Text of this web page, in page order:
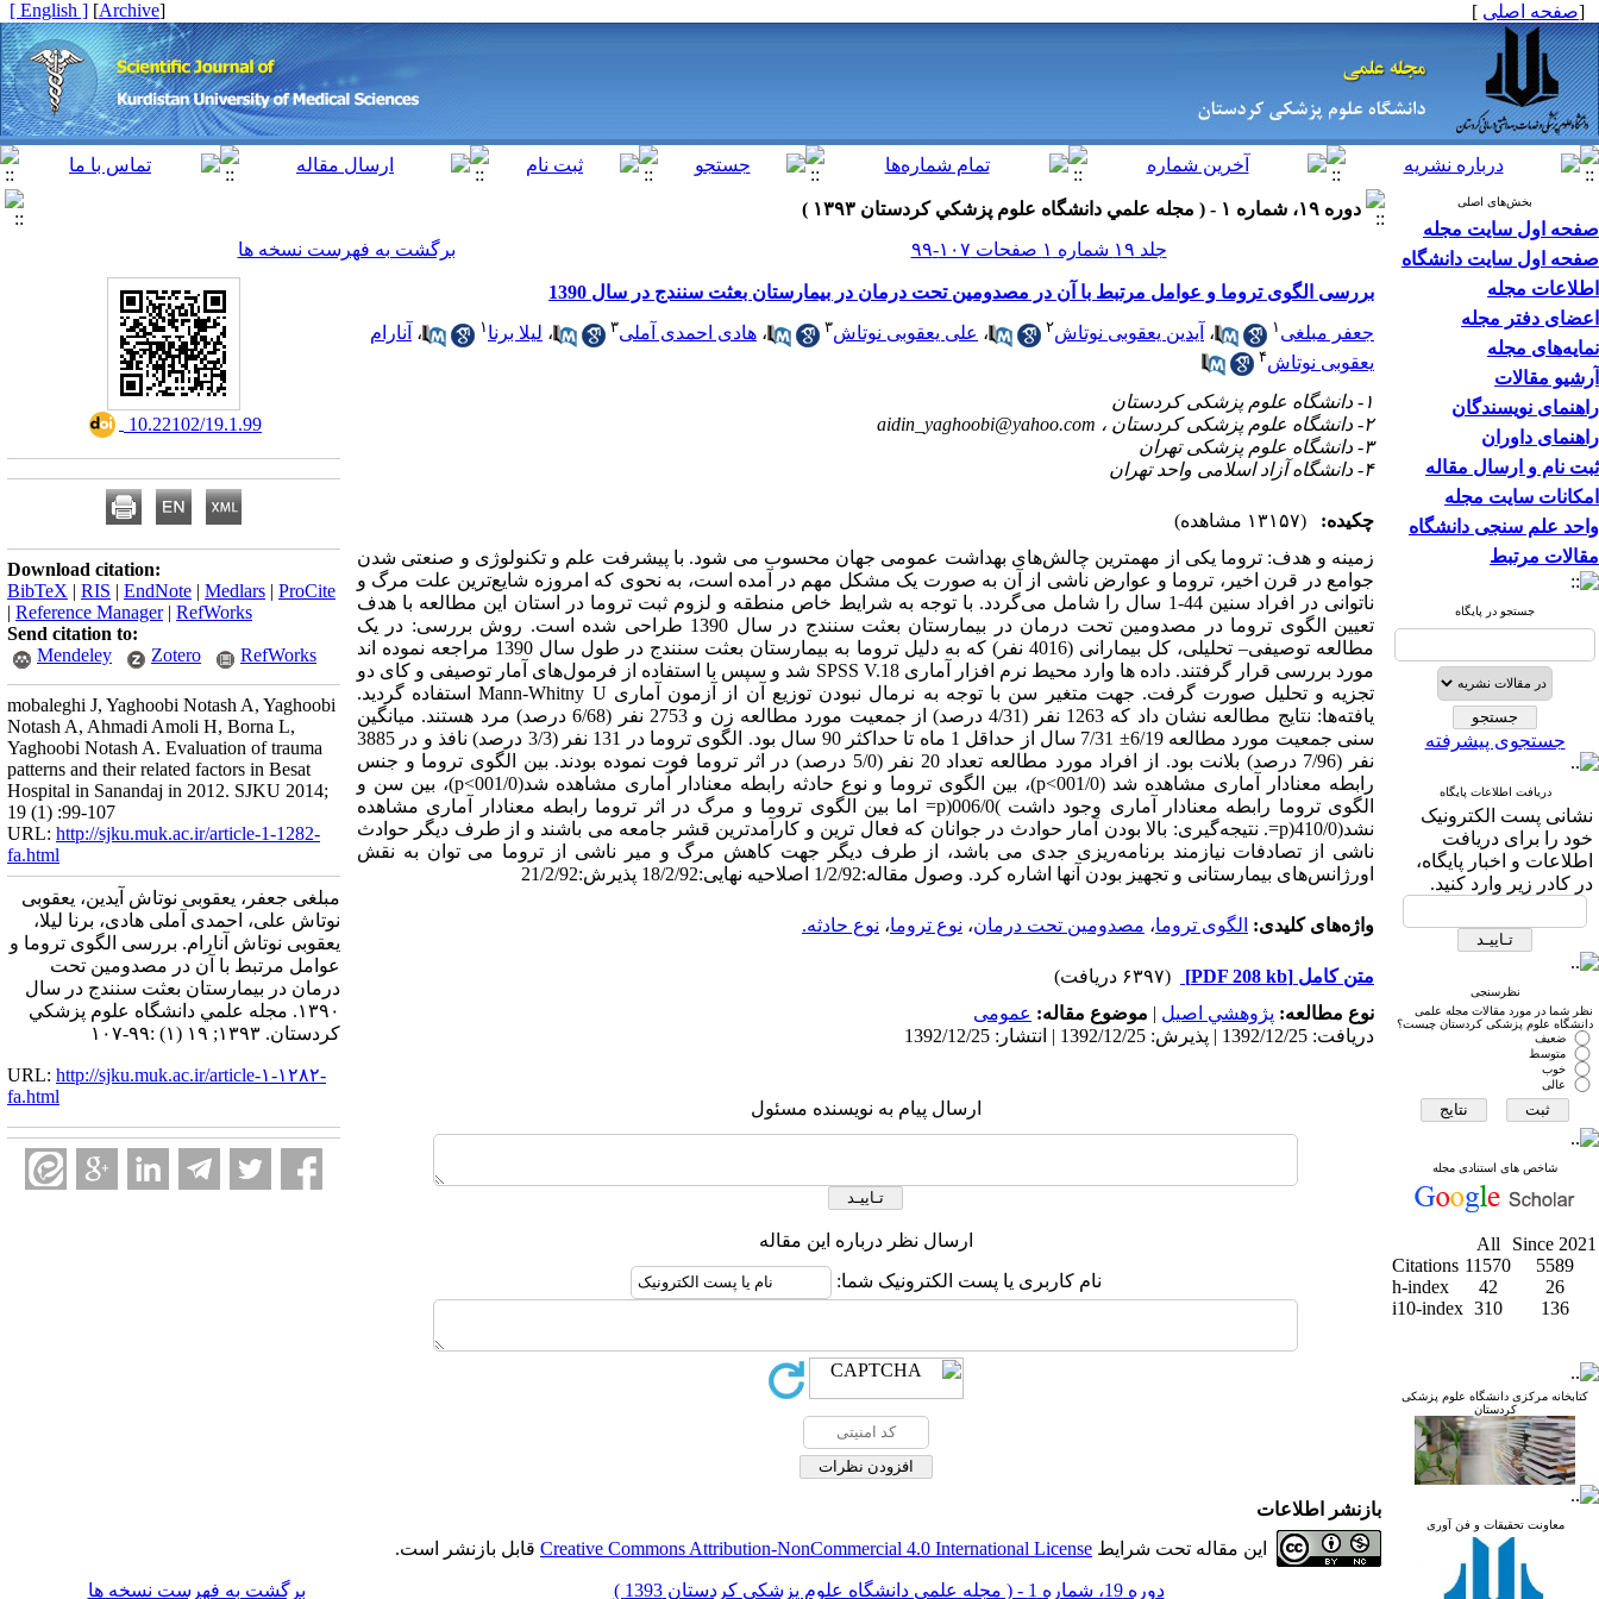
[صفحه اصلی ]
[
Archive
]
[ English ]
بخش‌های اصلی
صفحه اول سایت مجله
صفحه اول سایت دانشگاه
اطلاعات مجله
اعضای دفتر مجله
نمایه‌های مجله
آرشیو مقالات
راهنمای نویسندگان
راهنمای داوران
ثبت نام و ارسال مقاله
امکانات سایت مجله
واحد علم سنجی دانشگاه
مقالات مرتبط
جستجو در پایگاه
جستجوی پیشرفته
دریافت اطلاعات پایگاه
نشانی پست الکترونیک
خود را برای دریافت
اطلاعات و اخبار پایگاه،
در کادر زیر وارد کنید.
نظرسنجی
نظر شما در مورد مقالات مجله علمی
دانشگاه علوم پزشکی کردستان چیست؟
ضعیف
متوسط
خوب
عالی
شاخص های استنادی مجله
All
Since 2021
Citations 11570
5589
h-index
42
26
i10-index 310 136
کتابخانه مرکزی دانشگاه علوم پزشکی
کردستان
معاونت تحقیقات و فن آوری
دوره ۱۹، شماره ۱ - ( مجله علمي دانشگاه علوم پزشكي كردستان ۱۳۹۳ )
جلد ۱۹ شماره ۱ صفحات ۱۰۷-۹۹
برگشت به فهرست نسخه ها
بررسی الگوی تروما و عوامل مرتبط با آن در مصدومین تحت درمان در بیمارستان بعثت سنندج در سال 1390
جعفر مبلغی ۱ ، آیدین یعقوبی نوتاش۲ ، علی یعقوبی نوتاش۳ ، هادی احمدی آملی۳ ، لیلا برنا ۱ ، آنارام
یعقوبی نوتاش۴
۱- دانشگاه علوم پزشکی کردستان
۲- دانشگاه علوم پزشکی کردستان ،
aidin_yaghoobi@yahoo.com
۳- دانشگاه علوم پزشکی تهران
۴- دانشگاه آزاد اسلامی واحد تهران
چکیده:
(۱۳۱۵۷ مشاهده)
زمینه و هدف: تروما یکی از مهمترین چالش‌های بهداشت عمومی جهان محسوب می شود. با پیشرفت علم و تکنولوژی و صنعتی شدن
جوامع در قرن اخیر، تروما و عوارض ناشی از آن به صورت یک مشکل مهم در آمده است، به نحوی که امروزه شایع‌ترین علت مرگ و
ناتوانی در افراد سنین 44-1 سال را شامل می‌گردد. با توجه به شرایط خاص منطقه و لزوم ثبت تروما در استان این مطالعه با هدف
تعیین الگوی تروما در مصدومین تحت درمان در بیمارستان بعثت سنندج در سال 1390 طراحی شده است. روش بررسی: در یک
مطالعه توصیفی– تحلیلی، کل بیمارانی (4016 نفر) که به دلیل تروما به بیمارستان بعثت سنندج در طول سال 1390 مراجعه نموده اند
مورد بررسی قرار گرفتند. داده ها وارد محیط نرم افزار آماری SPSS V.18 شد و سپس با استفاده از فرمول‌های آمار توصیفی و کای دو
تجزیه و تحلیل صورت گرفت. جهت متغیر سن با توجه به نرمال نبودن توزیع آن از آزمون آماری Mann-Whitny U استفاده گردید.
یافته‌ها: نتایج مطالعه نشان داد که 1263 نفر (4/31 درصد) از جمعیت مورد مطالعه زن و 2753 نفر (6/68 درصد) مرد هستند. میانگین
سنی جمعیت مورد مطالعه 6/19± 7/31 سال از حداقل 1 ماه تا حداکثر 90 سال بود. الگوی تروما در 131 نفر (3/3 درصد) نافذ و در 3885
نفر (7/96 درصد) بلانت بود. از افراد مورد مطالعه تعداد 20 نفر (5/0 درصد) در اثر تروما فوت نموده بودند. بین الگوی تروما و جنس
رابطه معنادار آماری مشاهده شد (001/0>p)، بین الگوی تروما و نوع حادثه رابطه معنادار آماری مشاهده شد(001/0>p)، بین سن و
الگوی تروما رابطه معنادار آماری وجود داشت )006/0(p= اما بین الگوی تروما و مرگ در اثر تروما رابطه معنادار آماری مشاهده
نشد(410/0(p=. نتیجه‌گیری: بالا بودن آمار حوادث در جوانان که فعال ترین و کارآمدترین قشر جامعه می باشند و از طرف دیگر حوادث
ناشی از تصادفات نیازمند برنامه‌ریزی جدی می باشد، از طرف دیگر جهت کاهش مرگ و میر ناشی از تروما می توان به نقش
اورژانس‌های بیمارستانی و تجهیز بودن آنها اشاره کرد. وصول مقاله:1/2/92 اصلاحیه نهایی:18/2/92 پذیرش:21/2/92
واژه‌های کلیدی: الگوی تروما، مصدومین تحت درمان، نوع تروما، نوع حادثه.
متن کامل [PDF 208 kb]
(۶۳۹۷ دریافت)
نوع مطالعه: پژوهشي اصیل | موضوع مقاله: عمومى
دریافت: 1392/12/25 | پذیرش: 1392/12/25 | انتشار: 1392/12/25
ارسال پیام به نویسنده مسئول
ارسال نظر درباره این مقاله
نام کاربری یا پست الکترونیک شما:
‎ 10.22102/19.1.99
Download citation:
BibTeX | RIS | EndNote | Medlars | ProCite
| Reference Manager| RefWorks
Send citation to:
Mendeley
Zotero RefWorks
mobaleghi J, Yaghoobi Notash A, Yaghoobi
Notash A, Ahmadi Amoli H, Borna L,
Yaghoobi Notash A. Evaluation of trauma
patterns and their related factors in Besat
Hospital in Sanandaj in 2012. SJKU 2014;
19 (1) :99-107
URL: http://sjku.muk.ac.ir/article-1-1282-
fa.html
مبلغی جعفر، یعقوبی نوتاش آیدین، یعقوبی
نوتاش علی، احمدی آملی هادی، برنا لیلا،
یعقوبی نوتاش آنارام. بررسی الگوی تروما و
عوامل مرتبط با آن در مصدومین تحت
درمان در بیمارستان بعثت سنندج در سال
۱۳۹۰. مجله علمي دانشگاه علوم پزشكي
كردستان. ۱۳۹۳; ۱۹ (۱) :۹۹-۱۰۷
URL: http://sjku.muk.ac.ir/article-۱-۱۲۸۲-
fa.html
بازنشر اطلاعات
این مقاله تحت شرایط Creative Commons Attribution-NonCommercial 4.0 International License قابل بازنشر است.
دوره 19، شماره 1 - ( مجله علمي دانشگاه علوم پزشكي كردستان 1393 ) برگشت به فهرست نسخه ها